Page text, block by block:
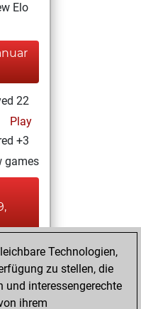
Elo
22
Play
+3
games
14
Play
Technologien,
zu stellen, die
und interessengerechte
ihrem